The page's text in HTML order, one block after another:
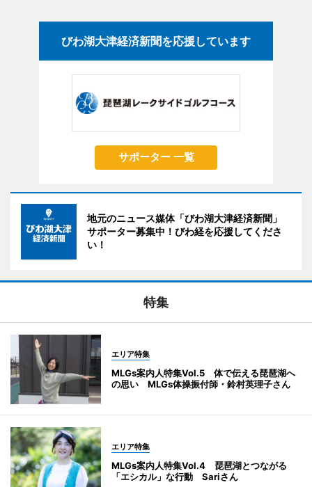
びわ湖大津経済新聞を応援しています
サポーター 一覧
地元のニュース媒体「びわ湖大津経済新聞」
サポーター募集中！びわ経を応援してくださ
い！
特集
エリア特集
MLGs案内人特集Vol.5 体で伝える琵琶湖へ
の思い MLGs体操振付師・鈴村英理子さん
エリア特集
MLGs案内人特集Vol.4 琵琶湖とつながる
「エシカル」な行動 Sariさん